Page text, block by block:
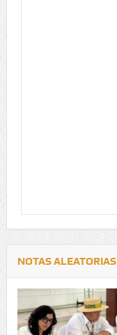
NOTAS ALEATORIAS